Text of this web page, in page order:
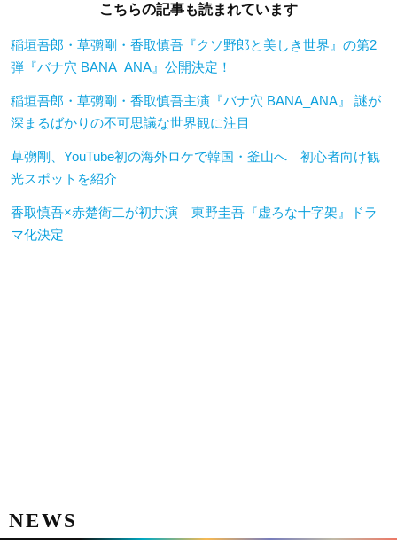
こちらの記事も読まれています
稲垣吾郎・草彅剛・香取慎吾『クソ野郎と美しき世界』の第2
弾『バナ穴 BANA_ANA』公開決定！
稲垣吾郎・草彅剛・香取慎吾主演『バナ穴 BANA_ANA』 謎が
深まるばかりの不可思議な世界観に注目
草彅剛、YouTube初の海外ロケで韓国・釜山へ 初心者向け観
光スポットを紹介
香取慎吾×赤楚衛二が初共演 東野圭吾『虚ろな十字架』ドラ
マ化決定
NEWS